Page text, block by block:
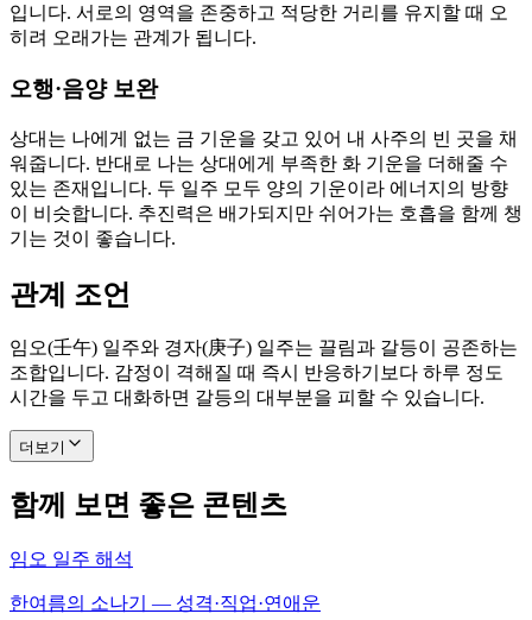
입니다. 서로의 영역을 존중하고 적당한 거리를 유지할 때 오
히려 오래가는 관계가 됩니다.
오행·음양 보완
상대는 나에게 없는 금 기운을 갖고 있어 내 사주의 빈 곳을 채
워줍니다. 반대로 나는 상대에게 부족한 화 기운을 더해줄 수
있는 존재입니다. 두 일주 모두 양의 기운이라 에너지의 방향
이 비슷합니다. 추진력은 배가되지만 쉬어가는 호흡을 함께 챙
기는 것이 좋습니다.
관계 조언
임오(壬午) 일주와 경자(庚子) 일주는 끌림과 갈등이 공존하는
조합입니다. 감정이 격해질 때 즉시 반응하기보다 하루 정도
시간을 두고 대화하면 갈등의 대부분을 피할 수 있습니다.
더보기
함께 보면 좋은 콘텐츠
임오 일주 해석
한여름의 소나기 — 성격·직업·연애운